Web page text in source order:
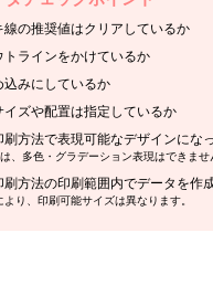
線の推奨値はクリアしているか
トラインをかけているか
込みにしているか
イズや配置は指定しているか
刷方法で表現可能なデザインにな
、多色・グラデーション表現はできませ
刷方法の印刷範囲内でデータを作
り、印刷可能サイズは異なります。